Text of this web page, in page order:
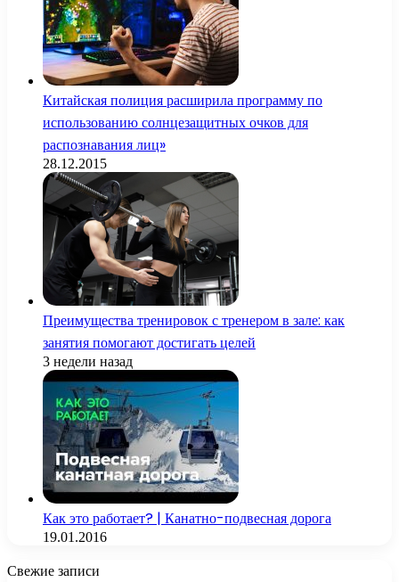
Китайская полиция расширила программу по
использованию солнцезащитных очков для
распознавания лиц»
28.12.2015
Преимущества тренировок с тренером в зале: как
занятия помогают достигать целей
3 недели назад
Как это работает? | Канатно-подвесная дорога
19.01.2016
Свежие записи